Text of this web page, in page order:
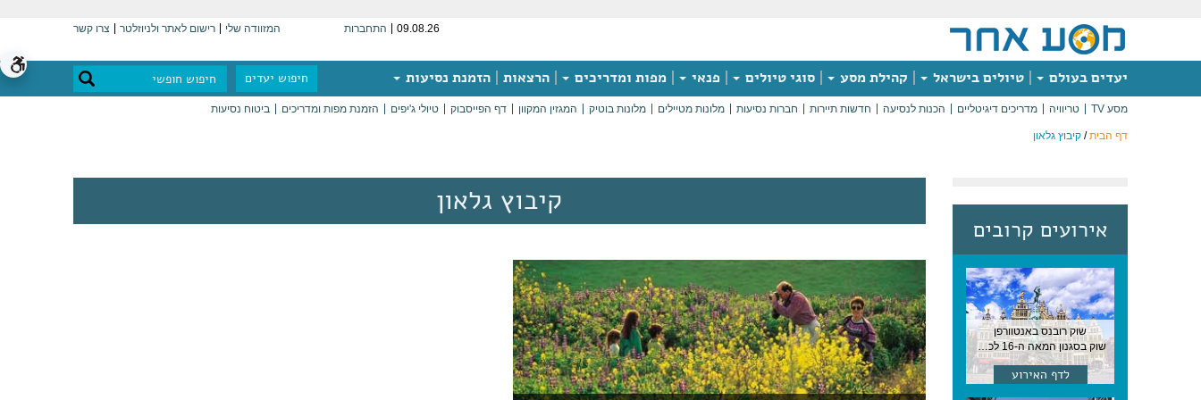
09.08.26 התחברות המזוודה שלי רישום לאתר ולניוזלטר צרו קשר
יעדים בעולם טיולים בישראל קהילת מסע סוגי טיולים פנאי מפות ומדריכים הרצאות הזמנת נסיעות חיפוש יעדים
מסע TV טריוויה מדריכים דיגיטליים הכנות לנסיעה חדשות תיירות חברות נסיעות מלונות מטיילים מלונות בוטיק המגזין המקוון דף הפייסבוק טיולי ג'יפים הזמנת מפות ומדריכים ביטוח נסיעות
דף הבית/ קיבוץ גלאון
אירועים קרובים
שוק רובנס באנטוורפן
שוק בסגנון המאה ה-16 לכבודו של הצייר המפורסם, בן העיר, נערך ב-15 באוגוסט באנטוורפן
לדף האירוע
קיבוץ גלאון